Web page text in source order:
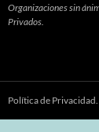
Política de Privacidad.